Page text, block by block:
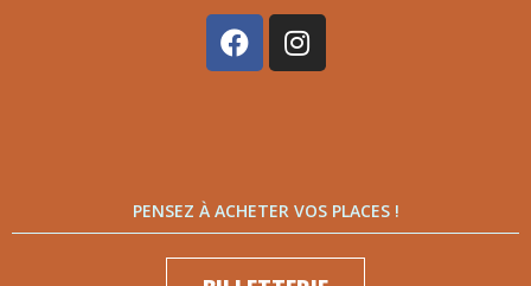
PENSEZ À ACHETER VOS PLACES !